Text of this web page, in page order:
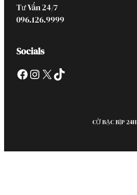
Tư Vấn 24/7
096.126.9999
Socials
Facebook Instagram X TikTok
CỜ BẠC BỊP 24H